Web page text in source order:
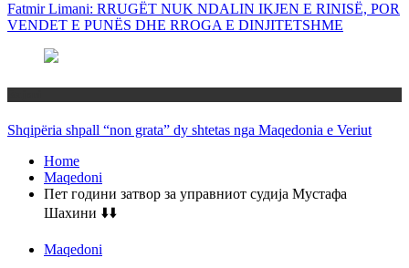
Fatmir Limani: RRUGËT NUK NDALIN IKJEN E RINISË, POR
VENDET E PUNËS DHE RROGA E DINJITETSHME
Shqipëria shpall “non grata” dy shtetas nga Maqedonia e Veriut
Home
Maqedoni
Пет години затвор за управниот судија Мустафа
Шахини ⬇️⬇️
Maqedoni